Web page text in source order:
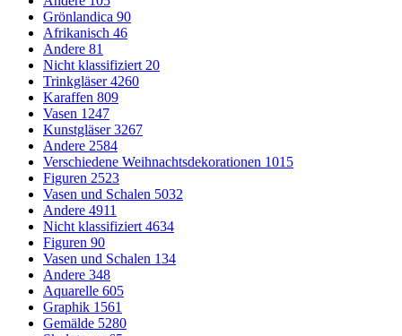
Grönlandica 90
Afrikanisch 46
Andere 81
Nicht klassifiziert 20
Trinkgläser4260
Karaffen 809
Vasen 1247
Kunstgläser3267
Andere 2584
Verschiedene Weihnachtsdekorationen 1015
Figuren 2523
Vasen und Schalen 5032
Andere 4911
Nicht klassifiziert 4634
Figuren 90
Vasen und Schalen 134
Andere 348
Aquarelle 605
Graphik 1561
Gemälde 5280